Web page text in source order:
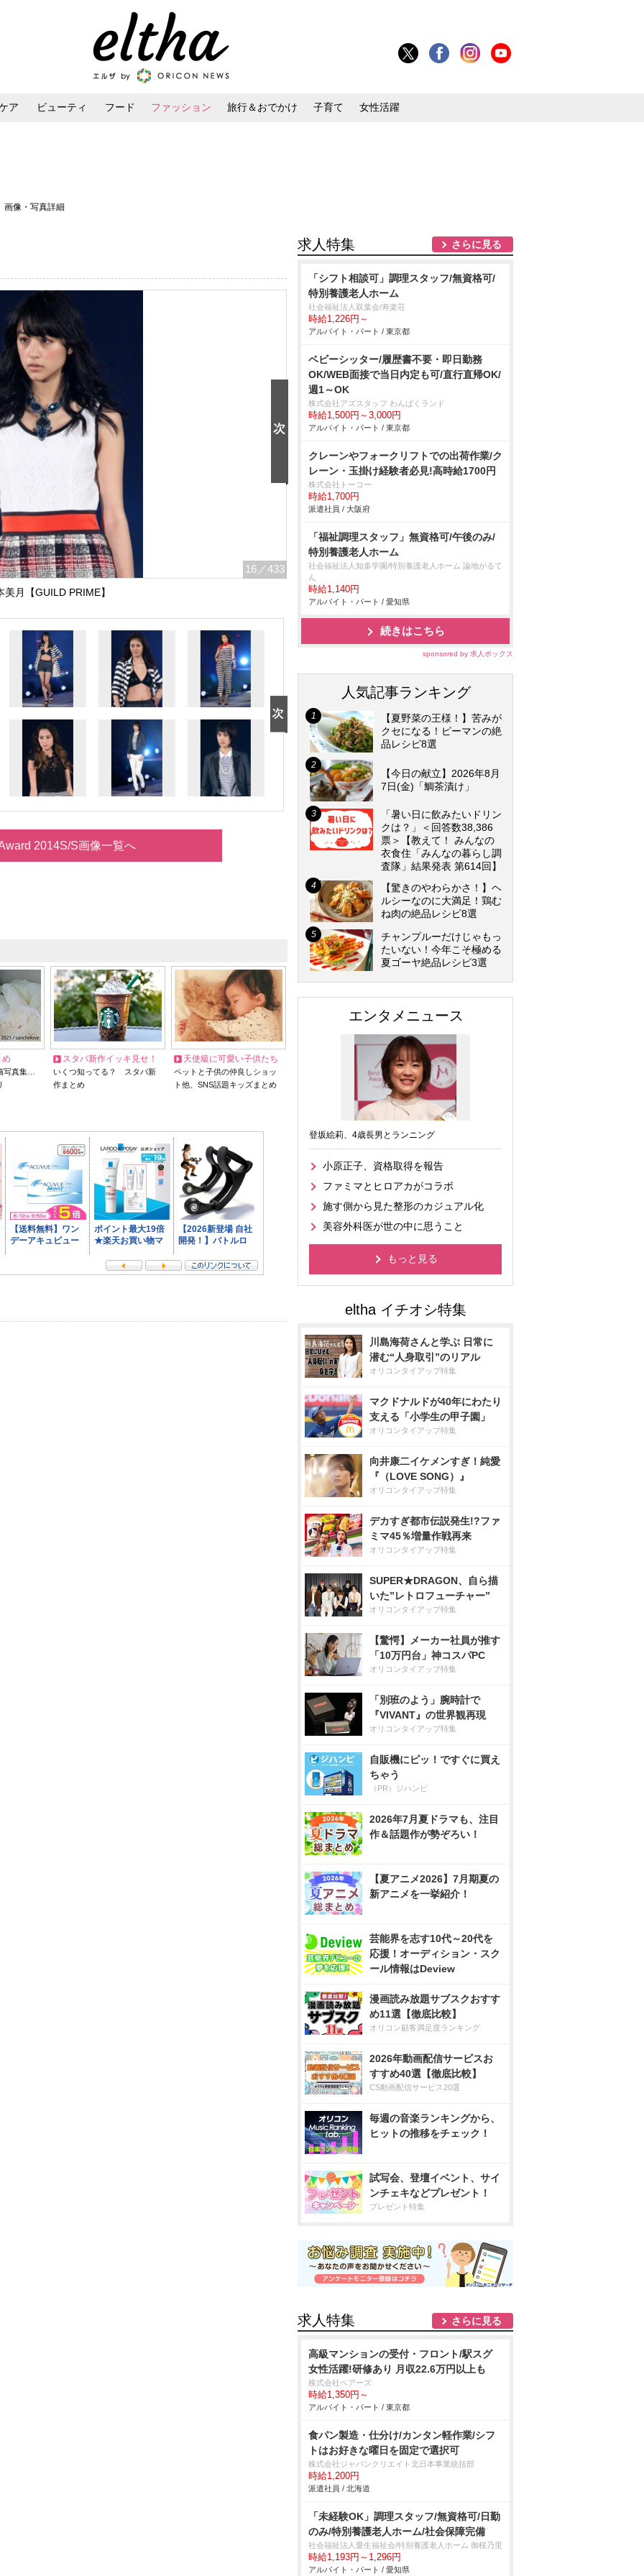
ア ビューティ フード ファッション 旅行＆おでかけ 子育て 女性活躍
画像・写真詳細
16 ／433
美月【GUILD PRIME】
2014S/S画像一覧へ
め
写真集…
スタバ新作イッキ見せ！
いくつ知ってる？ スタバ新
作まとめ
天使級に可愛い子供たち
ペットと子供の仲良しショッ
ト他、SNS話題キッズまとめ
求人特集 さらに見る
「シフト相談可」調理スタッフ/無資格可/
特別養護老人ホーム
社会福祉法人双葉会/寿楽荘
時給1,226円～
アルバイト・パート / 東京都
ベビーシッター/履歴書不要・即日勤務
OK/WEB面接で当日内定も可/直行直帰OK/
週1～OK
株式会社アズスタッフ わんぱくランド
時給1,500円～3,000円
アルバイト・パート / 東京都
クレーンやフォークリフトでの出荷作業/ク
レーン・玉掛け経験者必見!高時給1700円
株式会社トーコー
時給1,700円
派遣社員 / 大阪府
「福祉調理スタッフ」無資格可/午後のみ/
特別養護老人ホーム
社会福祉法人知多学園/特別養護老人ホーム 論地がるて
ん
時給1,140円
アルバイト・パート / 愛知県
続きはこちら
sponsored by 求人ボックス
人気記事ランキング
【夏野菜の王様！】苦みが
クセになる！ピーマンの絶
品レシピ8選
【今日の献立】2026年8月
7日(金)「鯛茶漬け」
「暑い日に飲みたいドリン
クは？」＜回答数38,386
票＞【教えて！ みんなの
衣食住「みんなの暮らし調
査隊」結果発表 第614回】
【驚きのやわらかさ！】ヘ
ルシーなのに大満足！鶏む
ね肉の絶品レシピ8選
チャンプルーだけじゃもっ
たいない！今年こそ極める
夏ゴーヤ絶品レシピ3選
エンタメニュース
登坂絵莉、4歳長男とランニング
小原正子、資格取得を報告
ファミマとヒロアカがコラボ
施す側から見た整形のカジュアル化
美容外科医が世の中に思うこと
もっと見る
川島海荷さんと学ぶ 日常に
潜む“人身取引”のリアル
オリコンタイアップ特集
マクドナルドが40年にわたり
支える「小学生の甲子園」
オリコンタイアップ特集
向井康二イケメンすぎ！純愛
『（LOVE SONG）』
オリコンタイアップ特集
デカすぎ都市伝説発生!?ファ
ミマ45％増量作戦再来
オリコンタイアップ特集
SUPER★DRAGON、自ら描
いた”レトロフューチャー”
オリコンタイアップ特集
【驚愕】メーカー社員が推す
「10万円台」神コスパPC
オリコンタイアップ特集
「別班のよう」腕時計で
『VIVANT』の世界観再現
オリコンタイアップ特集
自販機にピッ！ですぐに買え
ちゃう
（PR）ジハンピ
2026年7月夏ドラマも、注目
作＆話題作が勢ぞろい！
【夏アニメ2026】7月期夏の
新アニメを一挙紹介！
芸能界を志す10代～20代を
応援！オーディション・スク
ール情報はDeview
漫画読み放題サブスクおすす
め11選【徹底比較】
オリコン顧客満足度ランキング
2026年動画配信サービスお
すすめ40選【徹底比較】
CS動画配信サービス20選
毎週の音楽ランキングから、
ヒットの推移をチェック！
試写会、登壇イベント、サイ
ンチェキなどプレゼント！
プレゼント特集
求人特集 さらに見る
高級マンションの受付・フロント/駅スグ
女性活躍!研修あり 月収22.6万円以上も
株式会社ベアーズ
時給1,350円～
アルバイト・パート / 東京都
食パン製造・仕分け/カンタン軽作業/シフ
トはお好きな曜日を固定で選択可
株式会社ジャパンクリエイト北日本事業統括部
時給1,200円
派遣社員 / 北海道
「未経験OK」調理スタッフ/無資格可/日勤
のみ/特別養護老人ホーム/社会保障完備
社会福祉法人愛生福祉会/特別養護老人ホーム 御桜乃里
時給1,193円～1,296円
アルバイト・パート / 愛知県